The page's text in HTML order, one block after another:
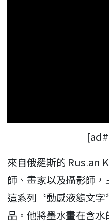
來自俄羅斯的 Ruslan
師、畫家以及攝影師，
這系列〝動感液態文
品。他將墨水畫在含